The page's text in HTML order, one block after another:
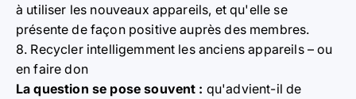
à utiliser les nouveaux appareils, et qu'elle se
présente de façon positive auprès des membres.
8. Recycler intelligemment les anciens appareils – ou
en faire don
La question se pose souvent : qu'advient-il de